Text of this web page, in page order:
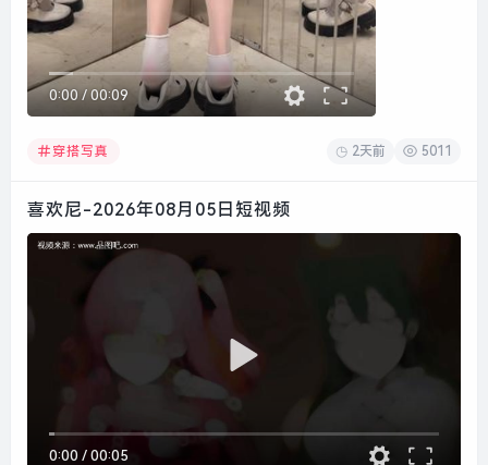
0:00/ 00:09
穿搭写真 2天前 5011
喜欢尼-2026年08月05日短视频
0:00 / 00:05